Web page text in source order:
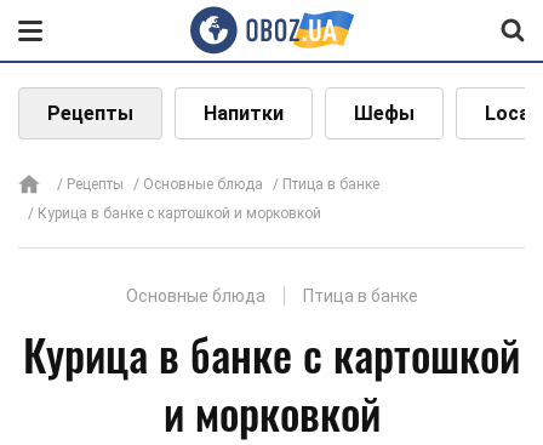
Рецепты Напитки Шефы Local
Рецепты Основные блюда
Птица в банке
Курица в банке с картошкой и морковкой
Основные блюда Птица в банке
Курица в банке с картошкой
и морковкой